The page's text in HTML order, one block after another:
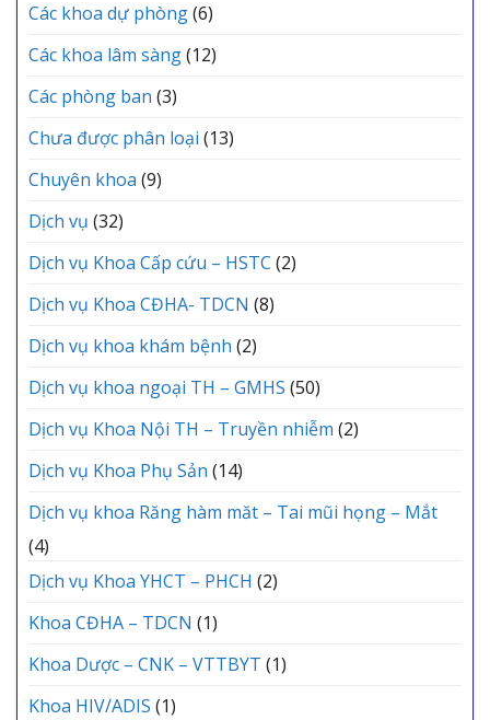
Các khoa dự phòng(6)
Các khoa lâm sàng(12)
Các phòng ban (3)
Chưa được phân loại (13)
Chuyên khoa (9)
Dịch vụ (32)
Dịch vụ Khoa Cấp cứu – HSTC (2)
Dịch vụ Khoa CĐHA- TDCN (8)
Dịch vụ khoa khám bệnh (2)
Dịch vụ khoa ngoại TH – GMHS (50)
Dịch vụ Khoa Nội TH – Truyền nhiễm (2)
Dịch vụ Khoa Phụ Sản (14)
Dịch vụ khoa Răng hàm măt – Tai mũi họng – Mắt
(4)
Dịch vụ Khoa YHCT – PHCH (2)
Khoa CĐHA – TDCN (1)
Khoa Dược – CNK – VTTBYT (1)
Khoa HIV/ADIS (1)